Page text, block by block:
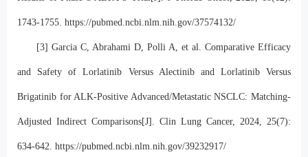
1743-1755. https://pubmed.ncbi.nlm.nih.gov/37574132/
[3] Garcia C, Abrahami D, Polli A, et al. Comparative Efficacy
and Safety of Lorlatinib Versus Alectinib and Lorlatinib Versus
Brigatinib for ALK-Positive Advanced/Metastatic NSCLC: Matching-
Adjusted Indirect Comparisons[J]. Clin Lung Cancer, 2024, 25(7):
634-642. https://pubmed.ncbi.nlm.nih.gov/39232917/